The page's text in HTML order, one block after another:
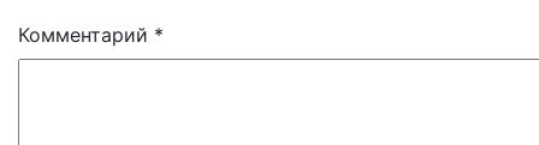
Комментарий *